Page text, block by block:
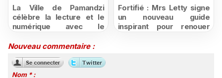
La Ville de Pamandzi
célèbre la lecture et le
numérique avec le
partout, lire pour tous »
Fortifié : Mrs Letty signe
un nouveau guide
inspirant pour renouer
Nouveau commentaire :
Nom * :